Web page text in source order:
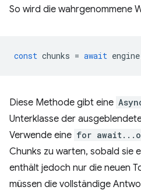
So wird die wahrgenommene
const chunks = await engine
Diese Methode gibt eine
Unterklasse der
Verwende eine for
Chunks zu warten, sobald sie
enthält jedoch nur die neuen
müssen die vollständige